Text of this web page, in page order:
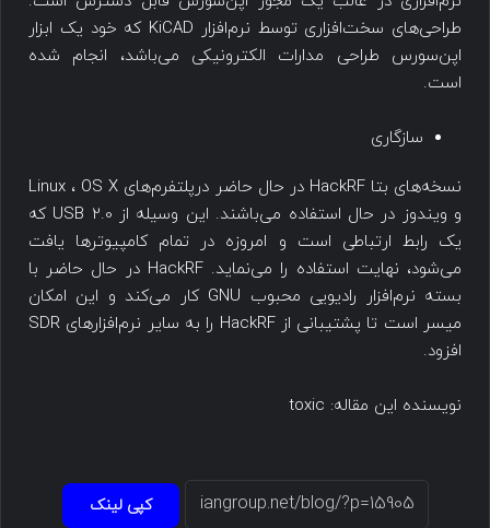
طراحی‌های سخت‌افزاری توسط نرم‌افزار KiCAD که خود یک ابزار
اپن‌سورس طراحی مدارات الکترونیکی می‌باشد، انجام شده
است.
سازگاری
نسخه‌های بتا HackRF در حال حاضر درپلتفرم‌های Linux ، OS X
و ویندوز در حال استفاده می‌باشند. این وسیله از USB 2.0 که
یک رابط ارتباطی است و امروزه در تمام کامپیوترها یافت
می‌شود، نهایت استفاده را می‌نماید. HackRF در حال حاضر با
بسته نرم‌افزار رادیویی محبوب GNU کار می‌کند و این امکان
میسر است تا پشتیبانی از HackRF را به سایر نرم‌افزارهای SDR
افزود.
نویسنده این مقاله: toxic
کپی لینک